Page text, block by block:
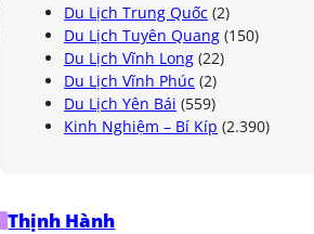
Du Lịch Trung Quốc (2)
Du Lịch Tuyên Quang (150)
Du Lịch Vĩnh Long (22)
Du Lịch Vĩnh Phúc (2)
Du Lịch Yên Bái (559)
Kinh Nghiệm – Bí Kíp (2.390)
Thịnh Hành